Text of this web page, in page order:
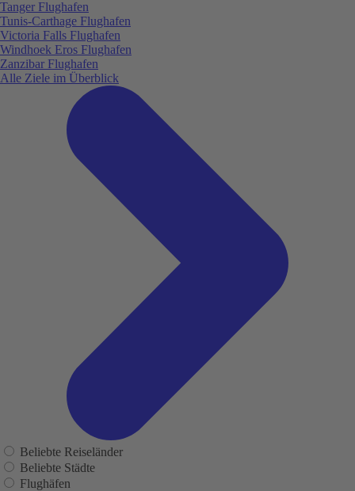
Tanger Flughafen
Tunis-Carthage Flughafen
Victoria Falls Flughafen
Windhoek Eros Flughafen
Zanzibar Flughafen
Alle Ziele im Überblick
Beliebte Reiseländer
Beliebte Städte
Flughäfen